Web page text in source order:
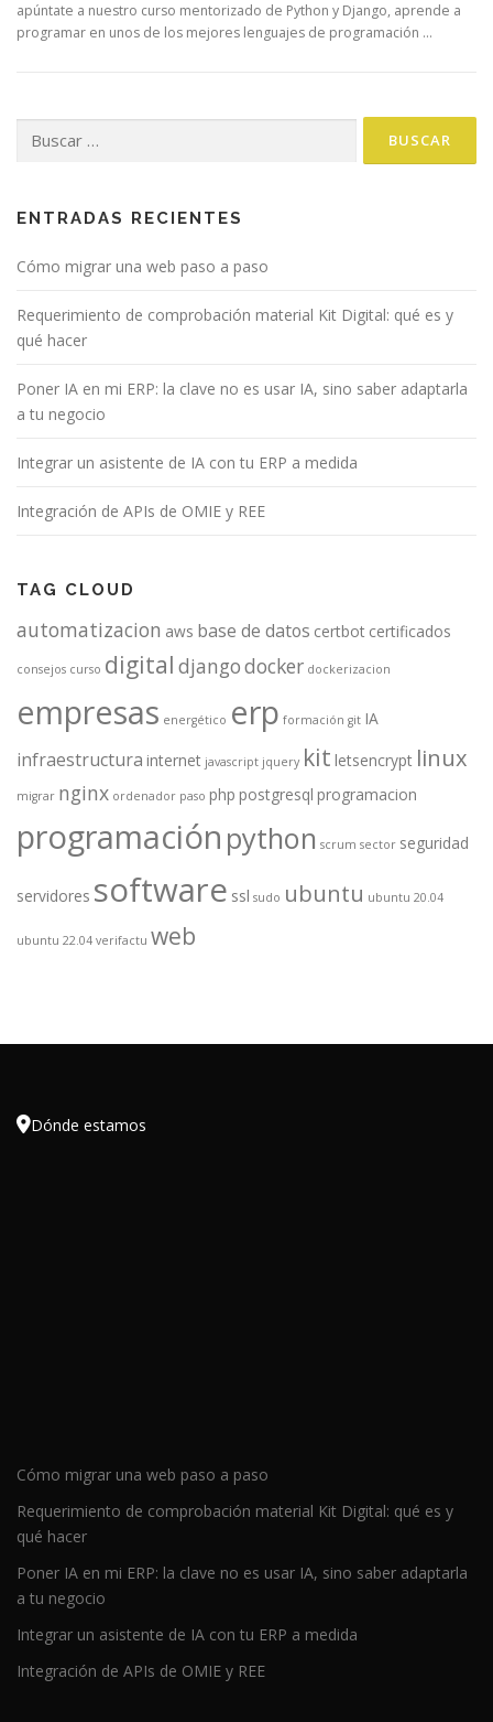
apúntate a nuestro curso mentorizado de Python y Django, aprende a
programar en unos de los mejores lenguajes de programación …
ENTRADAS RECIENTES
Cómo migrar una web paso a paso
Requerimiento de comprobación material Kit Digital: qué es y
qué hacer
Poner IA en mi ERP: la clave no es usar IA, sino saber adaptarla
a tu negocio
Integrar un asistente de IA con tu ERP a medida
Integración de APIs de OMIE y REE
TAG CLOUD
automatizacion aws base de datos certbot certificados
consejos curso digital djangodocker dockerizacion
empresas energético erp formación git IA
infraestructura internet javascript jquery kit letsencrypt linux
migrar nginx ordenador paso php postgresql programacion
programación python scrum sector seguridad
servidores software ssl sudo ubuntu ubuntu 20.04
ubuntu 22.04 verifactu web
Dónde estamos
Cómo migrar una web paso a paso
Requerimiento de comprobación material Kit Digital: qué es y
qué hacer
Poner IA en mi ERP: la clave no es usar IA, sino saber adaptarla
a tu negocio
Integrar un asistente de IA con tu ERP a medida
Integración de APIs de OMIE y REE